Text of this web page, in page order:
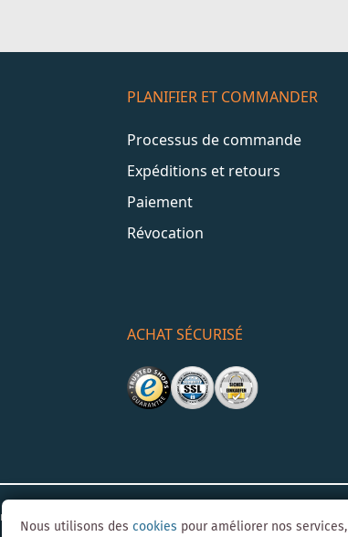
PLANIFIER ET COMMANDER
Processus de commande
Expéditions et retours
Paiement
Révocation
ACHAT SÉCURISÉ
und Programmierung durch die Magento-Agentur
Nous utilisons descookies pour améliorer nos